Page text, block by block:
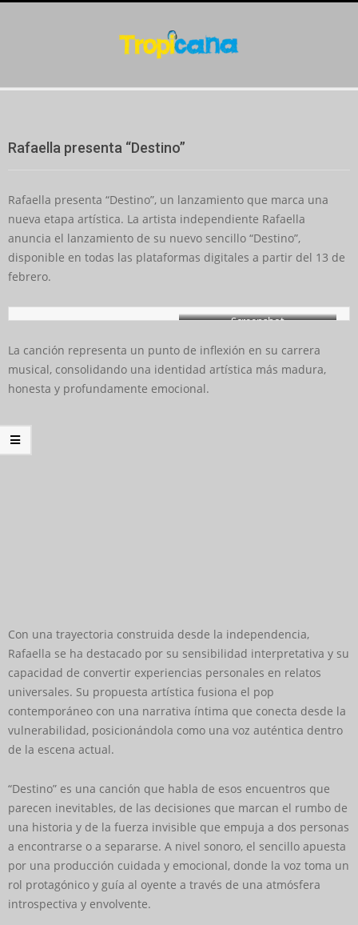
Rafaella presenta “Destino”
Rafaella presenta “Destino”, un lanzamiento que marca una
nueva etapa artística. La artista independiente Rafaella
anuncia el lanzamiento de su nuevo sencillo “Destino”,
disponible en todas las plataformas digitales a partir del 13 de
febrero.
Screenshot
La canción representa un punto de inflexión en su carrera
musical, consolidando una identidad artística más madura,
honesta y profundamente emocional.
Con una trayectoria construida desde la independencia,
Rafaella se ha destacado por su sensibilidad interpretativa y su
capacidad de convertir experiencias personales en relatos
universales. Su propuesta artística fusiona el pop
contemporáneo con una narrativa íntima que conecta desde la
vulnerabilidad, posicionándola como una voz auténtica dentro
de la escena actual.
“Destino” es una canción que habla de esos encuentros que
parecen inevitables, de las decisiones que marcan el rumbo de
una historia y de la fuerza invisible que empuja a dos personas
a encontrarse o a separarse. A nivel sonoro, el sencillo apuesta
por una producción cuidada y emocional, donde la voz toma un
rol protagónico y guía al oyente a través de una atmósfera
introspectiva y envolvente.